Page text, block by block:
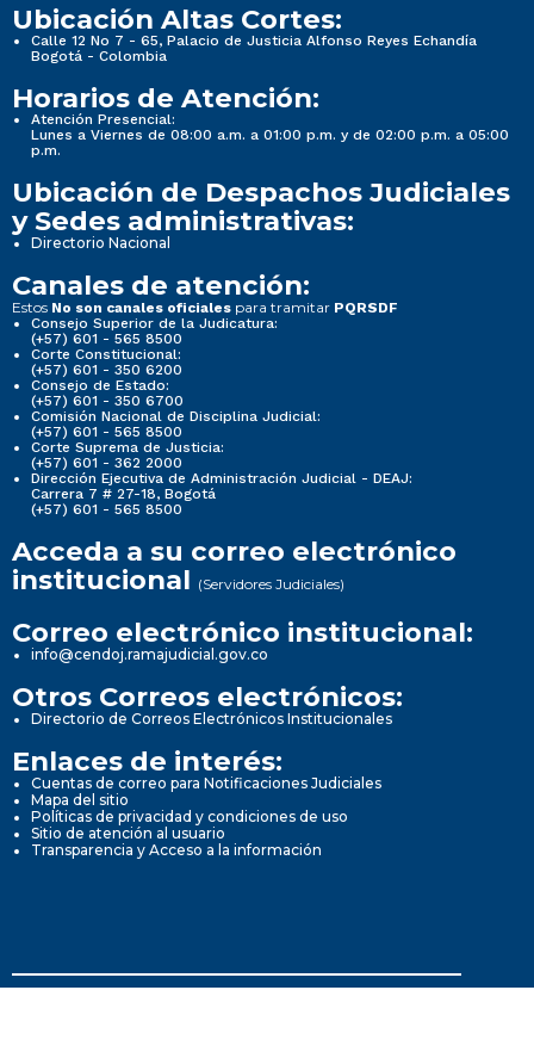
Ubicación Altas Cortes:
Calle 12 No 7 - 65, Palacio de Justicia Alfonso Reyes Echandía
Bogotá - Colombia
Horarios de Atención:
Atención Presencial:
Lunes a Viernes de 08:00 a.m. a 01:00 p.m. y de 02:00 p.m. a 05:00
p.m.
Ubicación de Despachos Judiciales
y Sedes administrativas:
Directorio Nacional
Canales de atención:
Estos No son canales oficiales para tramitar PQRSDF
Consejo Superior de la Judicatura:
(+57) 601 - 565 8500
Corte Constitucional:
(+57) 601 - 350 6200
Consejo de Estado:
(+57) 601 - 350 6700
Comisión Nacional de Disciplina Judicial:
(+57) 601 - 565 8500
Corte Suprema de Justicia:
(+57) 601 - 362 2000
Dirección Ejecutiva de Administración Judicial - DEAJ:
Carrera 7 # 27-18, Bogotá
(+57) 601 - 565 8500
Acceda a su correo electrónico
institucional (Servidores Judiciales)
Correo electrónico institucional:
info@cendoj.ramajudicial.gov.co
Otros Correos electrónicos:
Directorio de Correos Electrónicos Institucionales
Enlaces de interés:
Cuentas de correo para Notificaciones Judiciales
Mapa del sitio
Políticas de privacidad y condiciones de uso
Sitio de atención al usuario
Transparencia y Acceso a la información